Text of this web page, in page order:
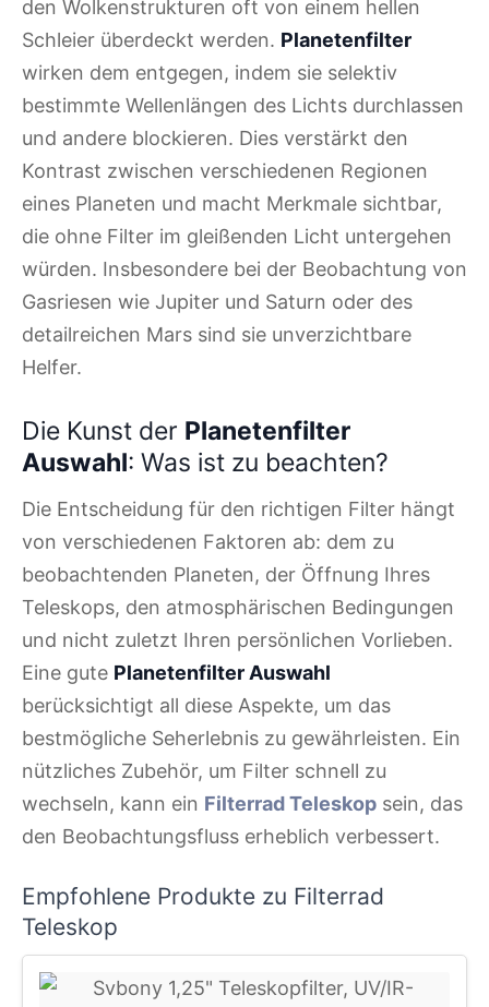
den Wolkenstrukturen oft von einem hellen
Schleier überdeckt werden. Planetenfilter
wirken dem entgegen, indem sie selektiv
bestimmte Wellenlängen des Lichts durchlassen
und andere blockieren. Dies verstärkt den
Kontrast zwischen verschiedenen Regionen
eines Planeten und macht Merkmale sichtbar,
die ohne Filter im gleißenden Licht untergehen
würden. Insbesondere bei der Beobachtung von
Gasriesen wie Jupiter und Saturn oder des
detailreichen Mars sind sie unverzichtbare
Helfer.
Die Kunst der Planetenfilter
Auswahl: Was ist zu beachten?
Die Entscheidung für den richtigen Filter hängt
von verschiedenen Faktoren ab: dem zu
beobachtenden Planeten, der Öffnung Ihres
Teleskops, den atmosphärischen Bedingungen
und nicht zuletzt Ihren persönlichen Vorlieben.
Eine gute Planetenfilter Auswahl
berücksichtigt all diese Aspekte, um das
bestmögliche Seherlebnis zu gewährleisten. Ein
nützliches Zubehör, um Filter schnell zu
wechseln, kann ein Filterrad Teleskop sein, das
den Beobachtungsfluss erheblich verbessert.
Empfohlene Produkte zu Filterrad
Teleskop